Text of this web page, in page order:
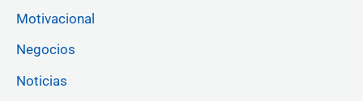
Motivacional
Negocios
Noticias